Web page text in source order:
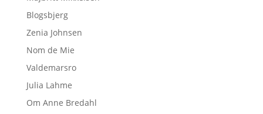
Blogsbjerg
Zenia Johnsen
Nom de Mie
Valdemarsro
Julia Lahme
Om Anne Bredahl